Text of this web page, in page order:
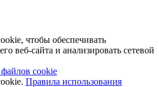
чтобы обеспечивать
веб-сайта и анализировать сетевой
cookie
Правила использования